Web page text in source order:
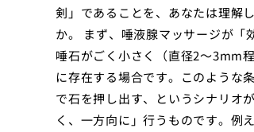
剣」であることを、あなたは理解
か。 まず、唾液腺マッサージが「
唾石がごく小さく（直径2〜3mm
に存在する場合です。このような
で石を押し出す、というシナリオ
く、一方向に」行うものです。例